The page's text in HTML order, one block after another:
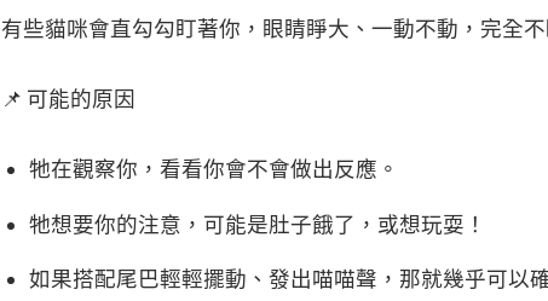
有些貓咪會直勾勾盯著你，眼睛睜大、一動不動，完全
📌 可能的原因
牠在觀察你，看看你會不會做出反應。
牠想要你的注意，可能是肚子餓了，或想玩耍！
如果搭配尾巴輕輕擺動、發出喵喵聲，那就幾乎可以